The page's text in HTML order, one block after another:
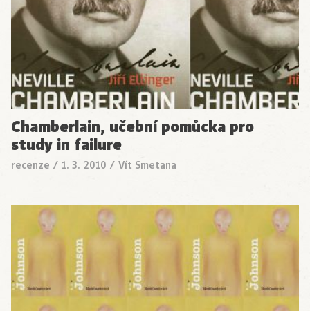
Chamberlain, učební pomůcka pro
study in failure
recenze / 1. 3. 2010 / Vít Smetana